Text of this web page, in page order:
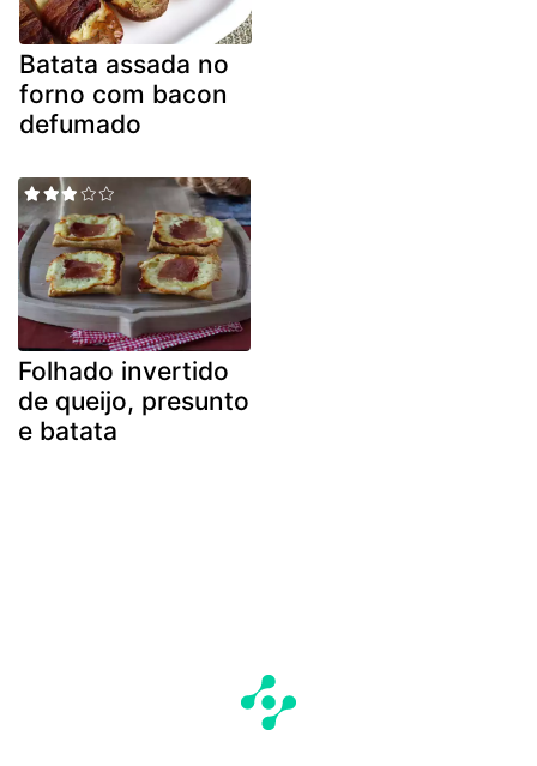
Batata assada no
forno com bacon
defumado
Folhado invertido
de queijo, presunto
e batata